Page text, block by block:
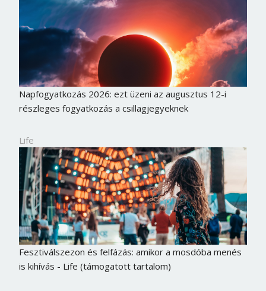
Napfogyatkozás 2026: ezt üzeni az augusztus 12-i
részleges fogyatkozás a csillagjegyeknek
Life
Fesztiválszezon és felfázás: amikor a mosdóba menés
is kihívás - Life (támogatott tartalom)